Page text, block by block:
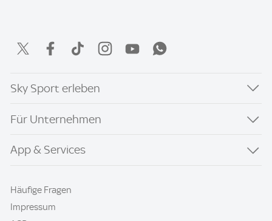
Sky Sport erleben
Für Unternehmen
App & Services
Häufige Fragen
Impressum